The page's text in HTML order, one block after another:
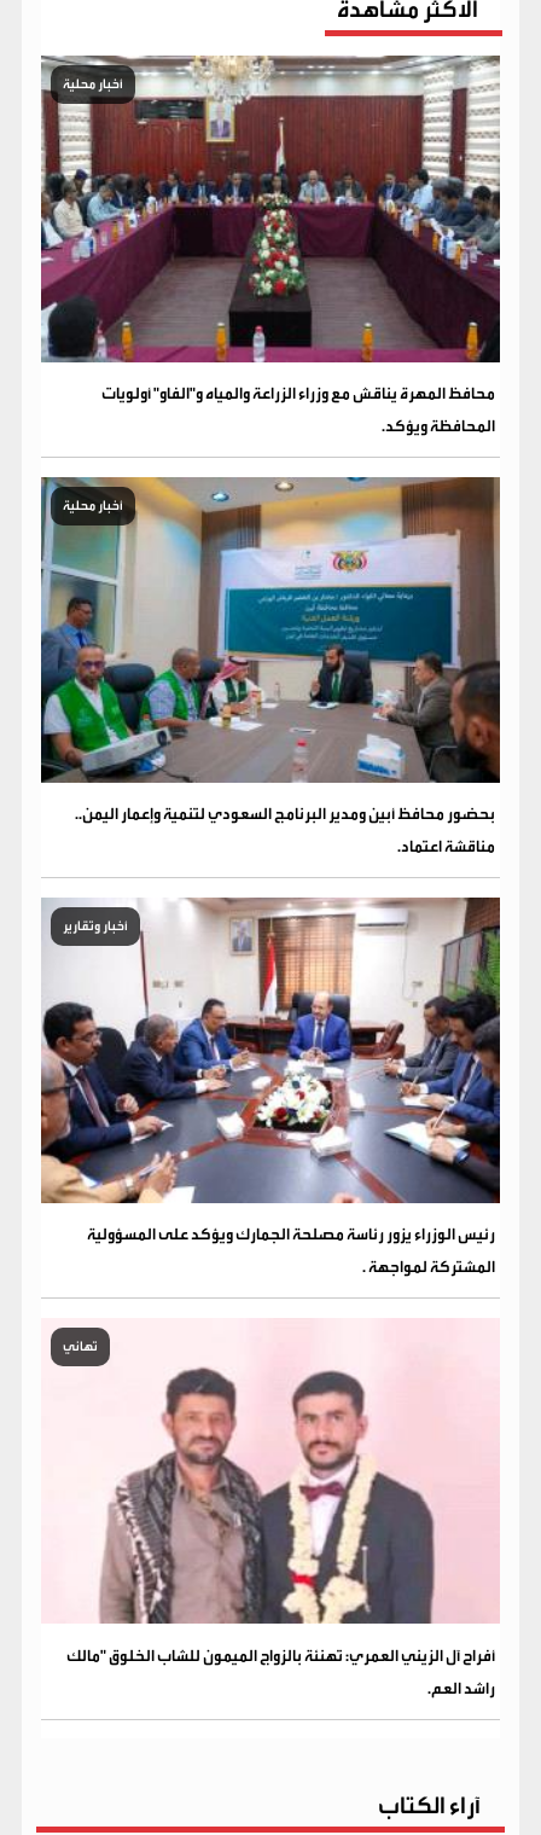
الاكثر مشاهدة
أخبار محلية
محافظ المهرة يناقش مع وزراء الزراعة والمياه و"الفاو" أولويات
المحافظة ويؤكد.
أخبار محلية
بحضور محافظ أبين ومدير البرنامج السعودي لتنمية وإعمار اليمن..
مناقشة اعتماد.
أخبار وتقارير
رئيس الوزراء يزور رئاسة مصلحة الجمارك ويؤكد على المسؤولية
المشتركة لمواجهة .
تهاني
​أفراح آل الزيني العمري: تهنئة بالزواج الميمون للشاب الخلوق "مالك
راشد العم.
آراء الكتاب